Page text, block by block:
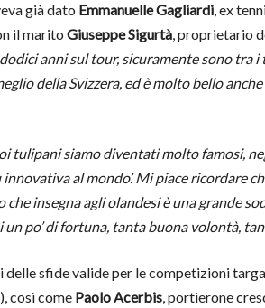
già dato Emmanuelle Gagliardi, ex
il marito Giuseppe Sigurtà, proprietario
anni sul tour, sicuramente sono tra
della Svizzera, ed è molto bello
tulipani siamo diventati molto famosi,
al mondo’. Mi piace ricordare
insegna agli olandesi è una grande
po’ di fortuna, tanta buona volontà,
sfide valide per le competizioni
così come Paolo Acerbis, portierone